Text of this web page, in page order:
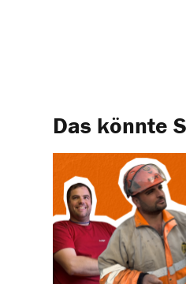
Das könnte